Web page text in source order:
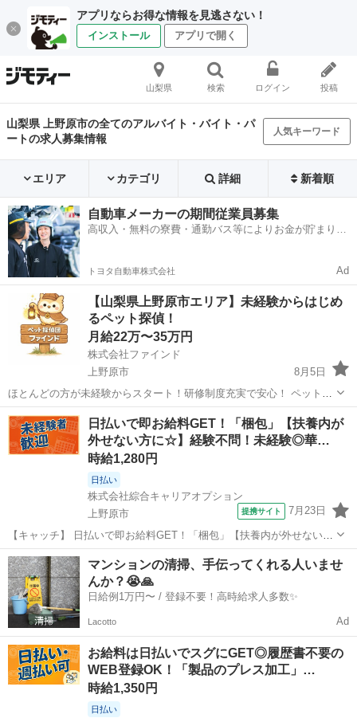
アプリならお得な情報を見逃さない！
インストール アプリで開く
山梨県 検索 ログイン 投稿
山梨県 上野原市の全てのアルバイト・バイト・パ
ートの求人募集情報
人気キーワード
エリア カテゴリ 詳細 新着順
自動車メーカーの期間従業員募集
高収入・無料の寮費・通勤バス等によりお金が貯まりや
トヨタ自動車株式会社 Ad
【山梨県上野原市エリア】未経験からはじめ
るペット探偵！
月給22万〜35万円
株式会社ファインド
上野原市
8月5日
ほとんどの方が未経験からスタート！研修制度充実で安心！ ペットと
飼い主さんの「再会」を創り出す、やりがいのあるお仕事です！ 私た
ちのビジョン：技術力と飼い主さんへの寄り添いで、日本一の迷子ペ
ット探しサービスを創る！ ...
山梨 上野原市 その他 スタッフ
日払いで即お給料GET！「梱包」【扶養内が
外せない方に☆】経験不問！未経験◎華…
時給1,280円
日払い
株式会社綜合キャリアオプション
上野原市
提携サイト 7月23日
【キャッチ】 日払いで即お給料GET！「梱包」【扶養内が外せない方
に☆】経験不問！未経験◎華やか環境☆女性も活躍中♪高時給1280円！
【コメント】 製造のお仕事をお探しの方必見！ 「経験ないけど大丈夫
かな・・・」 「派...
山梨 上野原市
マンションの清掃、手伝ってくれる人いませ
んか？😭🙏
日給例1万円〜 / 登録不要！高時給求人多数✨
Lacotto Ad
お給料は日払いでスグにGET◎履歴書不要の
WEB登録OK！「製品のプレス加工」…
時給1,350円
日払い